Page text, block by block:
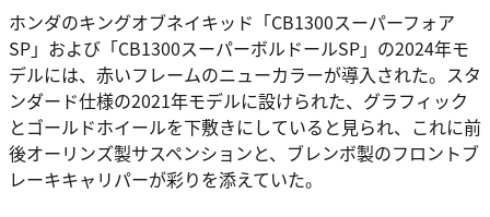
ホンダのキングオブネイキッド「CB1300スーパーフォア
SP」および「CB1300スーパーボルドールSP」の2024年モ
デルには、赤いフレームのニューカラーが導入された。スタ
ンダード仕様の2021年モデルに設けられた、グラフィック
とゴールドホイールを下敷きにしていると見られ、これに前
後オーリンズ製サスペンションと、ブレンボ製のフロントブ
レーキキャリパーが彩りを添えていた。